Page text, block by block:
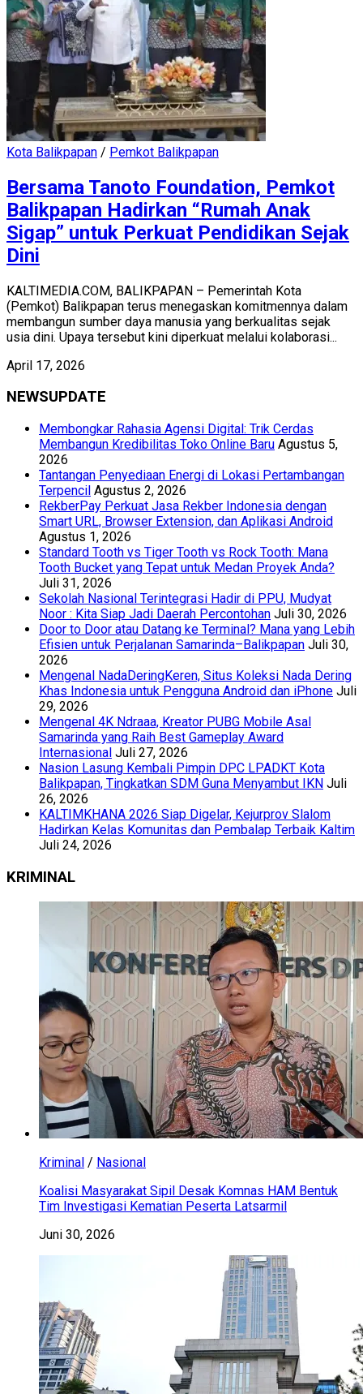
Kota Balikpapan / Pemkot Balikpapan
Bersama Tanoto Foundation, Pemkot
Balikpapan Hadirkan “Rumah Anak
Sigap” untuk Perkuat Pendidikan Sejak
Dini
KALTIMEDIA.COM, BALIKPAPAN – Pemerintah Kota
(Pemkot) Balikpapan terus menegaskan komitmennya dalam
membangun sumber daya manusia yang berkualitas sejak
usia dini. Upaya tersebut kini diperkuat melalui kolaborasi...
April 17, 2026
NEWSUPDATE
Membongkar Rahasia Agensi Digital: Trik Cerdas
Membangun Kredibilitas Toko Online Baru Agustus 5,
2026
Tantangan Penyediaan Energi di Lokasi Pertambangan
Terpencil Agustus 2, 2026
RekberPay Perkuat Jasa Rekber Indonesia dengan
Smart URL, Browser Extension, dan Aplikasi Android
Agustus 1, 2026
Standard Tooth vs Tiger Tooth vs Rock Tooth: Mana
Tooth Bucket yang Tepat untuk Medan Proyek Anda?
Juli 31, 2026
Sekolah Nasional Terintegrasi Hadir di PPU, Mudyat
Noor : Kita Siap Jadi Daerah Percontohan Juli 30, 2026
Door to Door atau Datang ke Terminal? Mana yang Lebih
Efisien untuk Perjalanan Samarinda–Balikpapan Juli 30,
2026
Mengenal NadaDeringKeren, Situs Koleksi Nada Dering
Khas Indonesia untuk Pengguna Android dan iPhone Juli
29, 2026
Mengenal 4K Ndraaa, Kreator PUBG Mobile Asal
Samarinda yang Raih Best Gameplay Award
Internasional Juli 27, 2026
Nasion Lasung Kembali Pimpin DPC LPADKT Kota
Balikpapan, Tingkatkan SDM Guna Menyambut IKN Juli
26, 2026
KALTIMKHANA 2026 Siap Digelar, Kejurprov Slalom
Hadirkan Kelas Komunitas dan Pembalap Terbaik Kaltim
Juli 24, 2026
KRIMINAL
Kriminal / Nasional
Koalisi Masyarakat Sipil Desak Komnas HAM Bentuk
Tim Investigasi Kematian Peserta Latsarmil
Juni 30, 2026